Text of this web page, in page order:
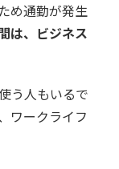
め通勤が発生
は、ビジネス
う人もいるで
ワークライフ